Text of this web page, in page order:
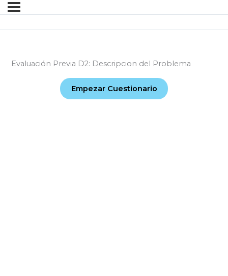
Evaluación Previa D2: Descripcion del Problema